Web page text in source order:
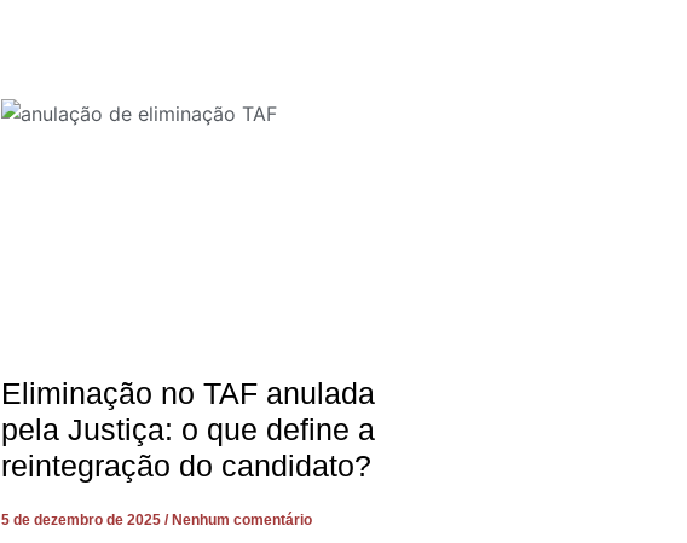
Eliminação no TAF anulada
pela Justiça: o que define a
reintegração do candidato?
5 de dezembro de 2025 Nenhum comentário